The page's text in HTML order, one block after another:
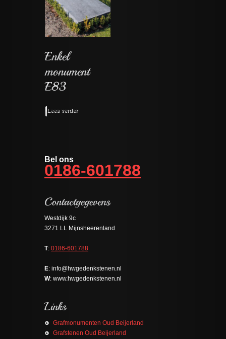
Lees verder
Bel ons
0186-601788
Westdijk 9c
3271 LL Mijnsheerenland
T: 0186-601788
E: info@hwgedenkstenen.nl
W: www.hwgedenkstenen.nl
Grafmonumenten Oud Beijerland
Grafstenen Oud Beijerland